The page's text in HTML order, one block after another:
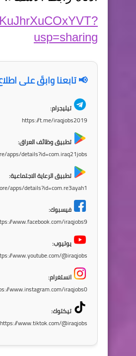
usp=sharing
📢 تابعنا وابقَ على
تيليجرام:
https://t.me/iraqjobs2019
تطبيق وظائف العراق:
apps/details?id=com.iraq21jobs
تطبيق الرعاية الاجتماعية:
apps/details?id=com.re3ayah1
فيسبوك:
www.facebook.com/iraqjobs9
يوتيوب:
www.youtube.com/@iraqjobs
انستغرام:
www.instagram.com/iraqjobs0/
تيكتوك:
https://www.tiktok.com/@iraqjobs